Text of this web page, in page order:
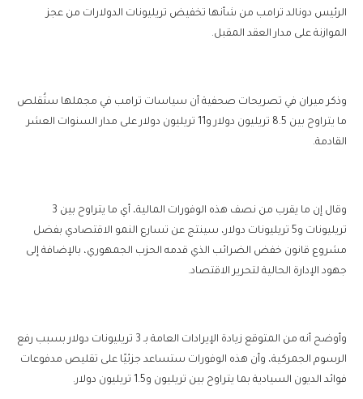
الرئيس دونالد ترامب من شأنها تخفيض تريليونات الدولارات من عجز
الموازنة على مدار العقد المقبل.
وذكر ميران في تصريحات صحفية أن سياسات ترامب في مجملها ستُقلص
ما يتراوح بين 8.5 تريليون دولار و11 تريليون دولار على مدار السنوات العشر
القادمة.
وقال إن ما يقرب من نصف هذه الوفورات المالية، أي ما يتراوح بين 3
تريليونات و5 تريليونات دولار، سينتج عن تسارع النمو الاقتصادي بفضل
مشروع قانون خفض الضرائب الذي قدمه الحزب الجمهوري، بالإضافة إلى
جهود الإدارة الحالية لتحرير الاقتصاد.
وأوضح أنه من المتوقع زيادة الإيرادات العامة بـ 3 تريليونات دولار بسبب رفع
الرسوم الجمركية، وأن هذه الوفورات ستساعد جزئيًا على تقليص مدفوعات
فوائد الديون السيادية بما يتراوح بين تريليون و1.5 تريليون دولار.